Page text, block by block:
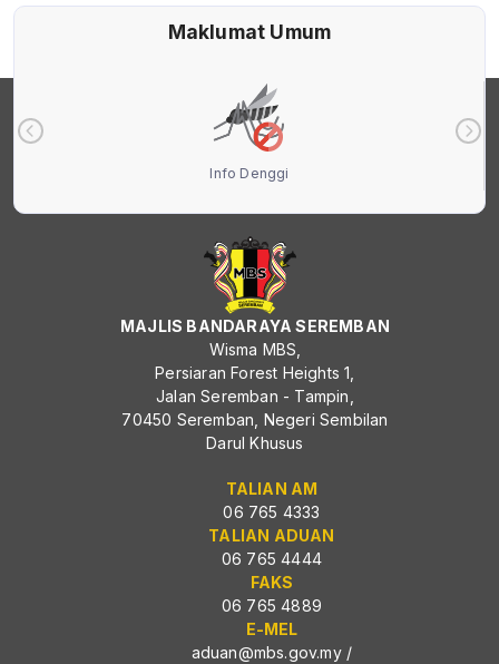
Maklumat Umum
Info Denggi
MAJLIS BANDARAYA SEREMBAN
Wisma MBS,
Persiaran Forest Heights 1,
Jalan Seremban - Tampin,
70450 Seremban, Negeri Sembilan
Darul Khusus
TALIAN AM
06 765 4333
TALIAN ADUAN
06 765 4444
FAKS
06 765 4889
E-MEL
aduan@mbs.gov.my/